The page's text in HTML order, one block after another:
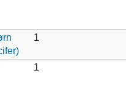
1
1